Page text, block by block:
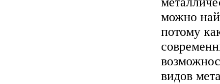
можно
потому
видов